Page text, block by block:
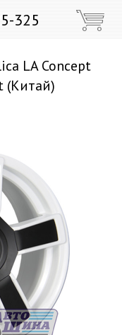
325
LA Concept
(Китай)